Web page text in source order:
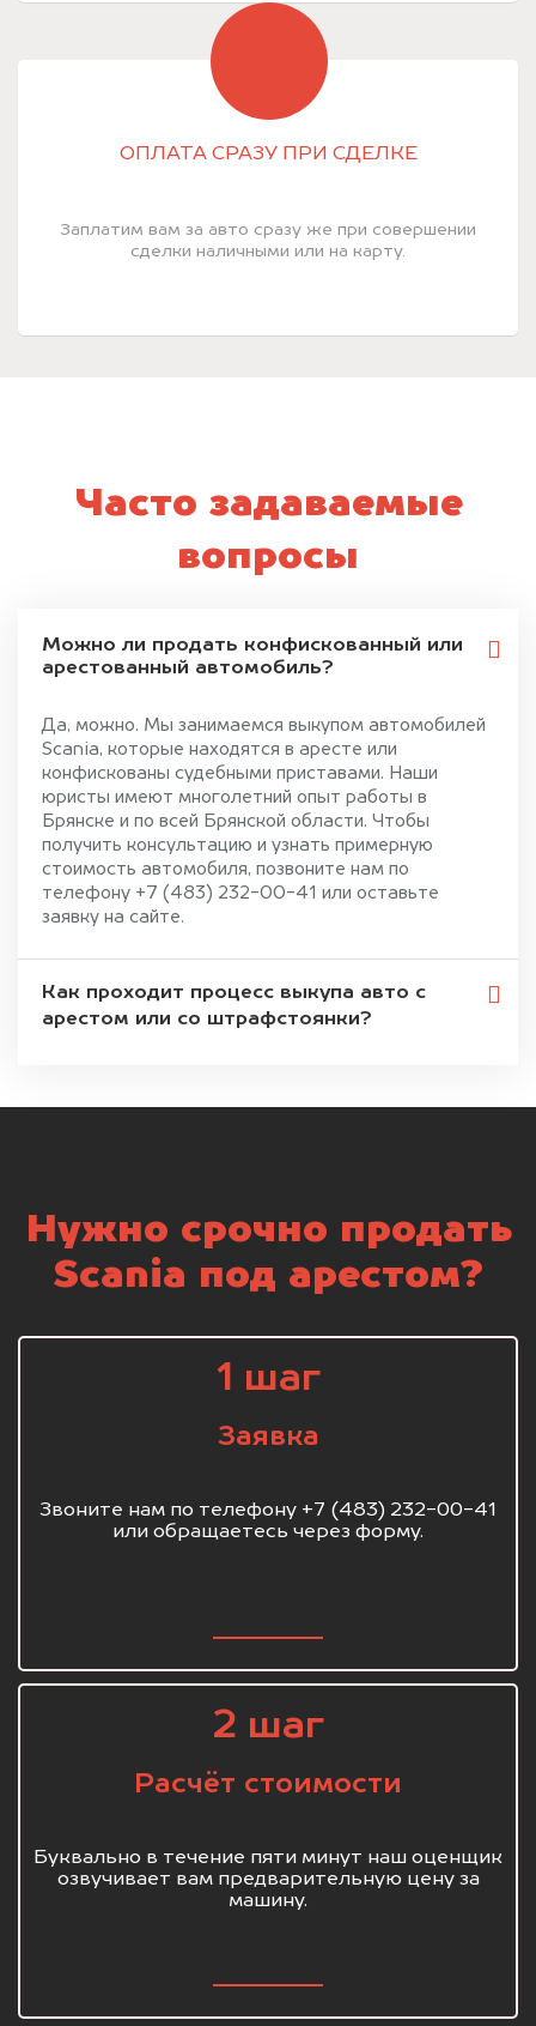
ОПЛАТА СРАЗУ ПРИ СДЕЛКЕ
Заплатим вам за авто сразу же при совершении
сделки наличными или на карту.
Часто задаваемые
вопросы
Можно ли продать конфискованный или
арестованный автомобиль?
Да, можно. Мы занимаемся выкупом автомобилей
Scania, которые находятся в аресте или
конфискованы судебными приставами. Наши
юристы имеют многолетний опыт работы в
Брянске и по всей Брянской области. Чтобы
получить консультацию и узнать примерную
стоимость автомобиля, позвоните нам по
телефону +7 (483) 232-00-41 или оставьте
заявку на сайте.
Как проходит процесс выкупа авто с
арестом или со штрафстоянки?
Нужно срочно продать
Scania под арестом?
1 шаг
Заявка
Звоните нам по телефону +7 (483) 232-00-41
или обращаетесь через форму.
2 шаг
Расчёт стоимости
Буквально в течение пяти минут наш оценщик
озвучивает вам предварительную цену за
машину.